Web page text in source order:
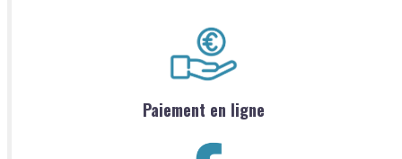
Paiement en ligne